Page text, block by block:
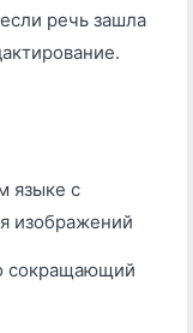
речь зашла
языке с
изображений
сокращающий